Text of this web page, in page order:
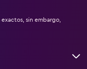
sin embargo,